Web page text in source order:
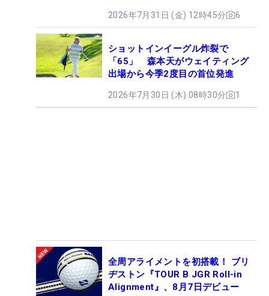
2026年7月31日 (金) 12時45分 6
ショットインイーグル炸裂で
「65」 森本天がウェイティング
出場から今季2度目の首位発進
2026年7月30日 (木) 08時30分 1
全周アライメントを初搭載！ ブリ
ヂストン『TOUR B JGR Roll-in
Alignment』、8月7日デビュー